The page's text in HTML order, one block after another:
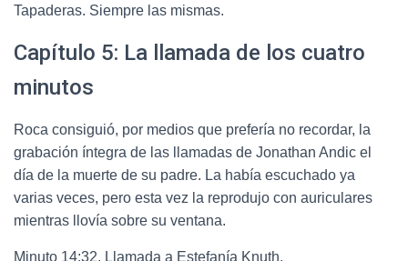
Tapaderas. Siempre las mismas.
Capítulo 5: La llamada de los cuatro
minutos
Roca consiguió, por medios que prefería no recordar, la
grabación íntegra de las llamadas de Jonathan Andic el
día de la muerte de su padre. La había escuchado ya
varias veces, pero esta vez la reprodujo con auriculares
mientras llovía sobre su ventana.
Minuto 14:32. Llamada a Estefanía Knuth.